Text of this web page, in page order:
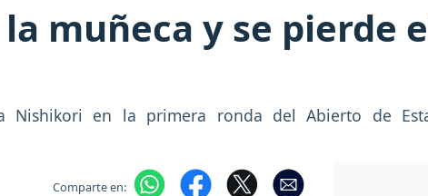
muñeca y se pierde
Nishikori en la primera ronda del Abierto de
Comparte en: